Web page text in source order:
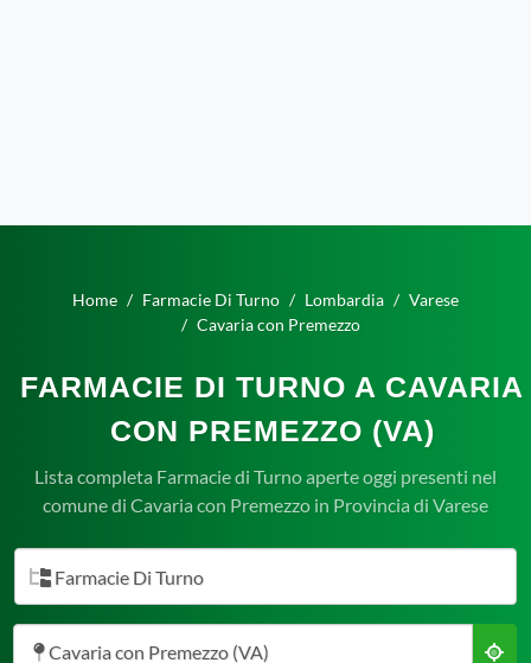
Home Farmacie Di Turno Lombardia
Varese
Cavaria con Premezzo
FARMACIE DI TURNO A CAVARIA
CON PREMEZZO (VA)
Lista completa Farmacie di Turno aperte oggi presenti nel
comune di Cavaria con Premezzo in Provincia di Varese
Farmacie Di Turno
Cavaria con Premezzo (VA)